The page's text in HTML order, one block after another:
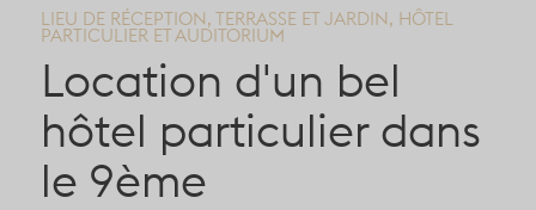
LIEU DE RÉCEPTION, TERRASSE ET JARDIN, HÔTEL
PARTICULIER ET AUDITORIUM
Location d'un bel
hôtel particulier dans
le 9ème